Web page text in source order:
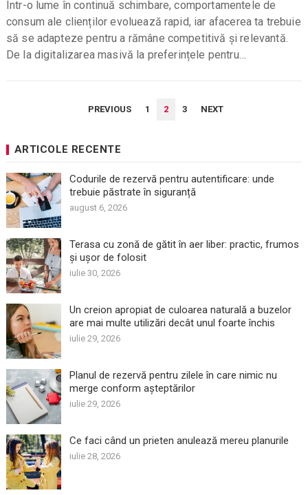
Într-o lume în continuă schimbare, comportamentele de
consum ale clienților evoluează rapid, iar afacerea ta trebuie
să se adapteze pentru a rămâne competitivă și relevantă.
De la digitalizarea masivă la preferințele pentru
PREVIOUS 1 2 3 NEXT
ARTICOLE RECENTE
Codurile de rezervă pentru autentificare: unde
trebuie păstrate în siguranță
august 6, 2026
Terasa cu zonă de gătit în aer liber: practic, frumos
și ușor de folosit
iulie 30, 2026
Un creion apropiat de culoarea naturală a buzelor
are mai multe utilizări decât unul foarte închis
iulie 29, 2026
Planul de rezervă pentru zilele în care nimic nu
merge conform așteptărilor
iulie 29, 2026
Ce faci când un prieten anulează mereu planurile
iulie 28, 2026